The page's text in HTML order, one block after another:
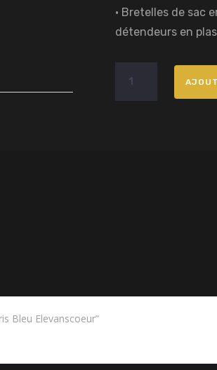
• Bretelles de sac
détendeurs en
Sac
Bleu Elevanscoeur”